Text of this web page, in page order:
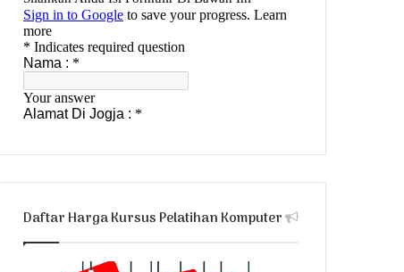
Daftar Harga Kursus Pelatihan Komputer